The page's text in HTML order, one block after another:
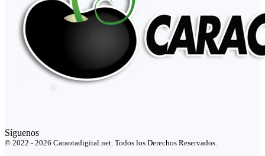
Síguenos
© 2022 - 2026 Caraotadigital.net. Todos los Derechos Reservados.